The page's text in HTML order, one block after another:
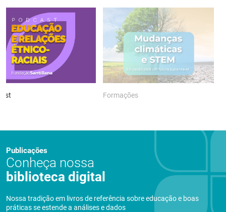
Formações
Publicações
Conheça nossa
biblioteca digital
Nossa tradição em livros de referência sobre educação e boas
práticas se estende a análises e dados